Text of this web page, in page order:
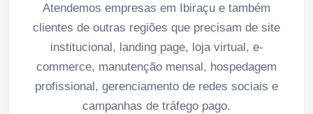
Atendemos empresas em Ibiraçu e também
clientes de outras regiões que precisam de site
institucional, landing page, loja virtual, e-
commerce, manutenção mensal, hospedagem
profissional, gerenciamento de redes sociais e
campanhas de tráfego pago.